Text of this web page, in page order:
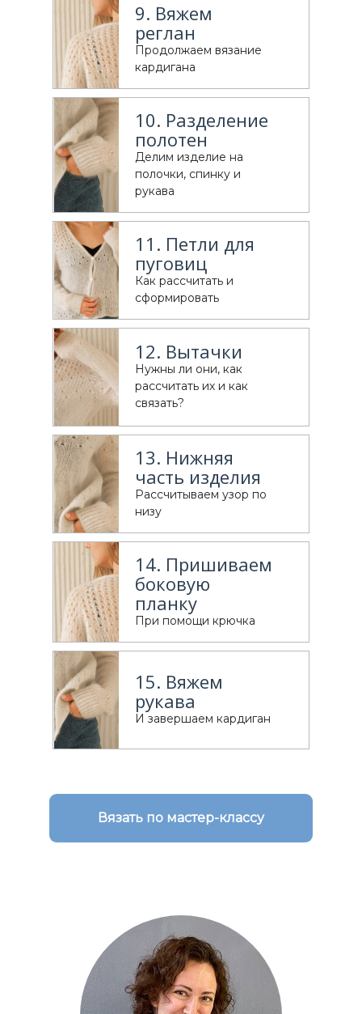
9. Вяжем
реглан
Продолжаем вязание
кардигана
10. Разделение
полотен
Делим изделие на
полочки, спинку и
рукава
11. Петли для
пуговиц
Как рассчитать и
сформировать
12. Вытачки
Нужны ли они, как
рассчитать их и как
связать?
13. Нижняя
часть изделия
Рассчитываем узор по
низу
14. Пришиваем
боковую
планку
При помощи крючка
15. Вяжем
рукава
И завершаем кардиган
Вязать по мастер-классу